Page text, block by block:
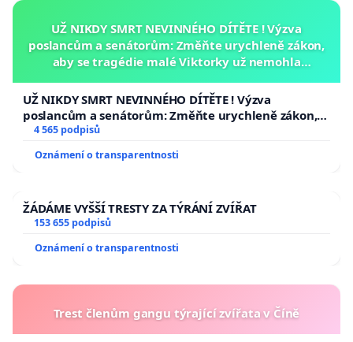
UŽ NIKDY SMRT NEVINNÉHO DÍTĚTE ! Výzva
poslancům a senátorům: Změňte urychleně zákon,
aby se tragédie malé Viktorky už nemohla
UŽ NIKDY SMRT NEVINNÉHO DÍTĚTE ! Výzva
poslancům a senátorům: Změňte urychleně zákon,
aby se tragédie malé Viktorky už nemohla opakovat!
4 565 podpisů
Oznámení o transparentnosti
ŽÁDÁME VYŠŠÍ TRESTY ZA TÝRÁNÍ ZVÍŘAT
153 655 podpisů
Oznámení o transparentnosti
Trest členům gangu týrající zvířata v Číně